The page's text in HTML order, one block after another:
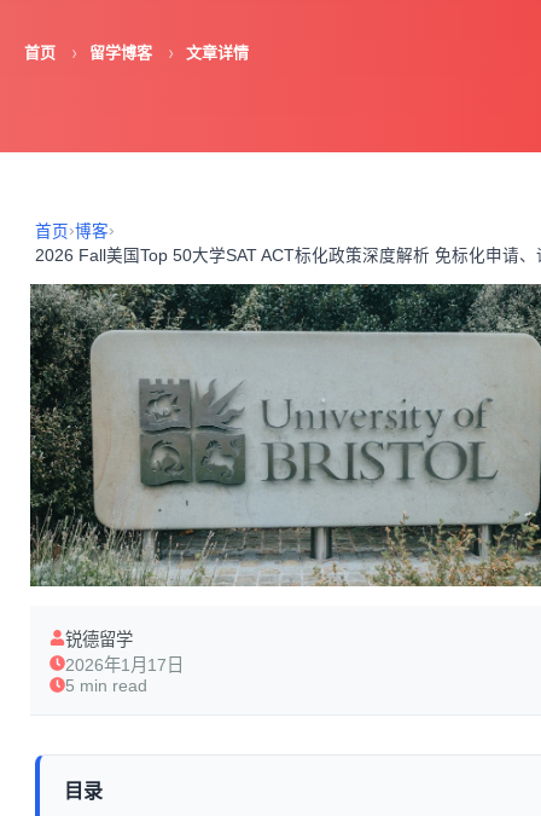
首页 留学博客 文章详情
首页 ›博客›
锐德留学
2026年1月17日
5 min read
目录